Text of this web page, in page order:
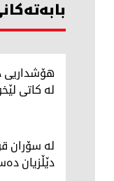
هۆشداریی
لە کاتی
لە سۆران
دێڵزیان